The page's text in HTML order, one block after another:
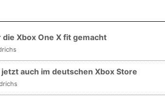
die Xbox One X fit gemacht
auch im deutschen Xbox Store